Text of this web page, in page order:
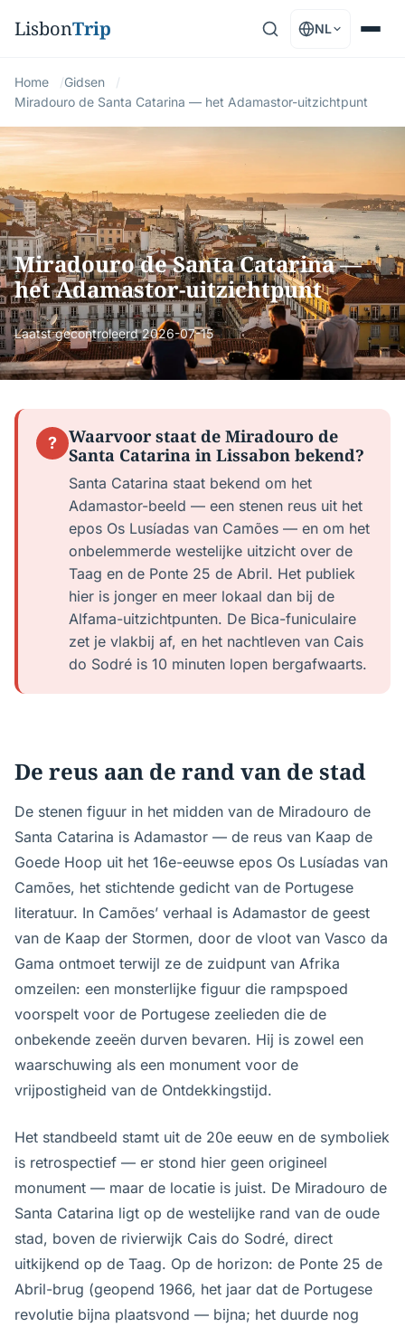
LisbonTrip NL
Home
Gidsen
Miradouro de Santa Catarina — het Adamastor-uitzichtpunt
Miradouro de Santa Catarina —
het Adamastor-uitzichtpunt
Laatst gecontroleerd2026-07-15
?
Waarvoor staat de Miradouro de
Santa Catarina in Lissabon bekend?
Santa Catarina staat bekend om het
Adamastor-beeld — een stenen reus uit het
epos Os Lusíadas van Camões — en om het
onbelemmerde westelijke uitzicht over de
Taag en de Ponte 25 de Abril. Het publiek
hier is jonger en meer lokaal dan bij de
Alfama-uitzichtpunten. De Bica-funiculaire
zet je vlakbij af, en het nachtleven van Cais
do Sodré is 10 minuten lopen bergafwaarts.
De reus aan de rand van de stad
De stenen figuur in het midden van de Miradouro de
Santa Catarina is Adamastor — de reus van Kaap de
Goede Hoop uit het 16e-eeuwse epos Os Lusíadas van
Camões, het stichtende gedicht van de Portugese
literatuur. In Camões’ verhaal is Adamastor de geest
van de Kaap der Stormen, door de vloot van Vasco da
Gama ontmoet terwijl ze de zuidpunt van Afrika
omzeilen: een monsterlijke figuur die rampspoed
voorspelt voor de Portugese zeelieden die de
onbekende zeeën durven bevaren. Hij is zowel een
waarschuwing als een monument voor de
vrijpostigheid van de Ontdekkingstijd.
Het standbeeld stamt uit de 20e eeuw en de symboliek
is retrospectief — er stond hier geen origineel
monument — maar de locatie is juist. De Miradouro de
Santa Catarina ligt op de westelijke rand van de oude
stad, boven de rivierwijk Cais do Sodré, direct
uitkijkend op de Taag. Op de horizon: de Ponte 25 de
Abril-brug (geopend 1966, het jaar dat de Portugese
revolutie bijna plaatsvond — bijna; het duurde nog